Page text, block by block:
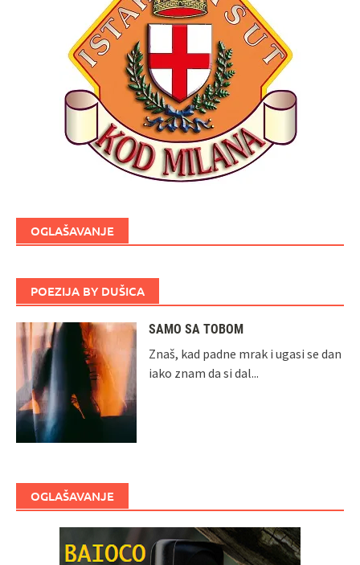
OGLAŠAVANJE
POEZIJA BY DUŠICA
SAMO SA TOBOM
Znaš, kad padne mrak i ugasi se dan
iako znam da si dal...
OGLAŠAVANJE